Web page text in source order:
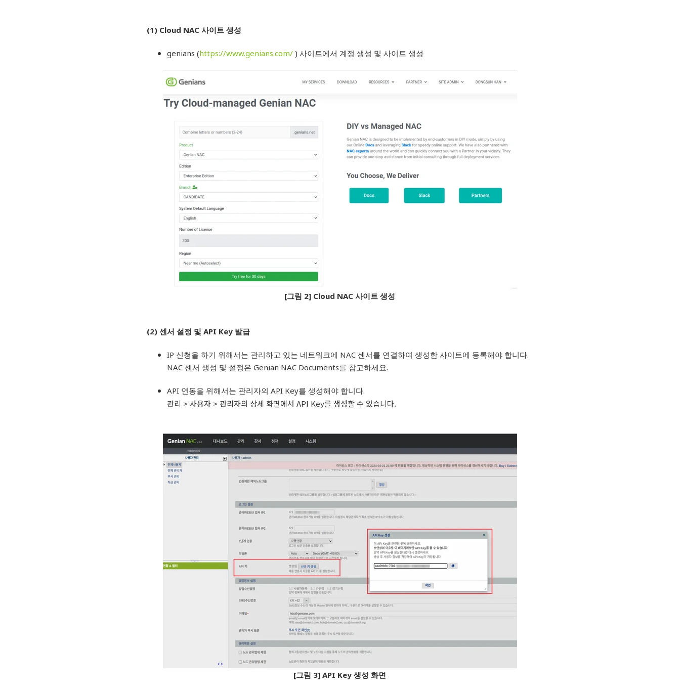
(1) Cloud NAC 사이트 생성
genians (https://www.genians.com/ ) 사이트에서 계정 생성 및 사이트 생성
[그림 2] Cloud NAC 사이트 생성
(2) 센서 설정 및 API Key 발급
IP 신청을 하기 위해서는 관리하고 있는 네트워크에 NAC 센서를 연결하여 생성한 사이트에 등록해야 합니다.
NAC 센서 생성 및 설정은 Genian NAC Documents를 참고하세요.
API 연동을 위해서는 관리자의 API Key를 생성해야 합니다.
관리 > 사용자 > 관리자의 상세 화면에서 API Key를 생성할 수 있습니다.
[그림 3] API Key 생성 화면